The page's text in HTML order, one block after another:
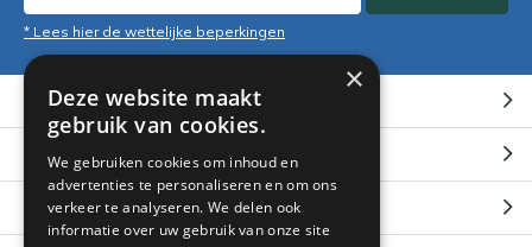
* Lees hier de wettelijke beperkingen
Klantenservice
Mijn account
Categorieën
×
Deze website maakt
gebruik van cookies.
We gebruiken cookies om inhoud en
advertenties te personaliseren en om ons
verkeer te analyseren. We delen ook
informatie over uw gebruik van onze site